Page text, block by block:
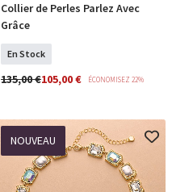
COMMANDER
Collier de Perles Parlez Avec
Grâce
En Stock
135,00 €105,00 € ÉCONOMISEZ 22%
NOUVEAU